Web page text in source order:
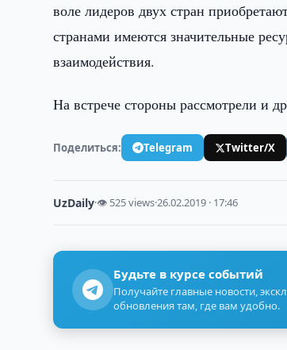
воле лидеров двух стран
странами имеются значительные
взаимодействия.
На встрече стороны рассмотрели и
Поделиться: Telegram Twitter/X
UzDaily·👁 525 views·26.02.2019 · 17:46
Будьте в курсе событий
Получайте главные новости,
обновления там, где вам удобно.